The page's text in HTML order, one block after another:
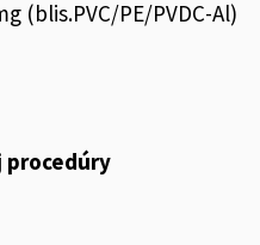
(blis.PVC/PE/PVDC-Al)
procedúry